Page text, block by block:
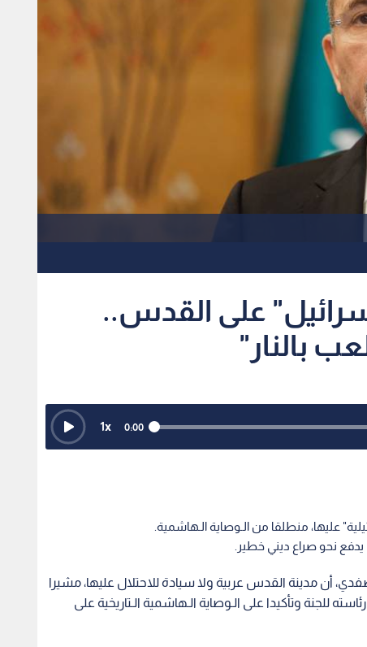
على القدس..
بالنار"
0:00
1x
عليها، منطلقا من الـوصاية الـهاشمية.
يدفع نحو صراع ديني خطير.
أن مدينة القدس عربية ولا سيادة للاحتلال عليها، مشيرا
للجنة وتأكيدا على الـوصاية الـهاشمية الـتاريخية على